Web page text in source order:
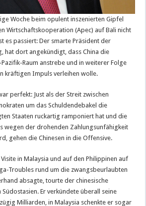
Woche beim opulent inszenierten Gipfel
Wirtschaftskooperation (Apec) auf Bali nicht
es passiert: Der smarte Präsident der
hat dort angekündigt, dass China die
Raum anstrebe und in weiterer Folge
kräftigen Impuls verleihen wolle.
perfekt: Just als der Streit zwischen
um das Schuldendebakel die
Staaten ruckartig ramponiert hat und die
wegen der drohenden Zahlungsunfähigkeit
gehen die Chinesen in die Offensive.
in Malaysia und auf den Philippinen auf
Troubles rund um die zwangsbeurlaubten
absagte, tourte der chinesische
Er verkündete überall seine
Milliarden, in Malaysia schenkte er sogar